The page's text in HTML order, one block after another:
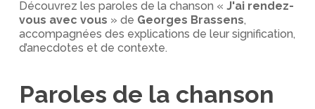
Découvrez les paroles de la chanson « J'ai rendez-
vous avec vous » de Georges Brassens,
accompagnées des explications de leur signification,
d’anecdotes et de contexte.
Paroles de la chanson